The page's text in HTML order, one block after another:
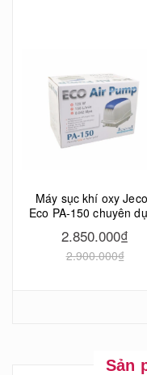
Máy sục khí oxy
Eco PA-150 chuyên
2.850.000₫
2.900.000₫
Sản